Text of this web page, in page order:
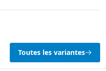
Toutes les variantes